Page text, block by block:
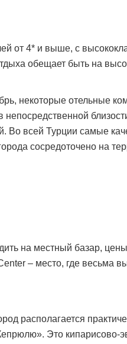
от 4* и выше, с
обещает быть на
некоторые отельные
всей Турции самые
сосредоточено на
на местный базар,
– место, где весьма
располагается
Это